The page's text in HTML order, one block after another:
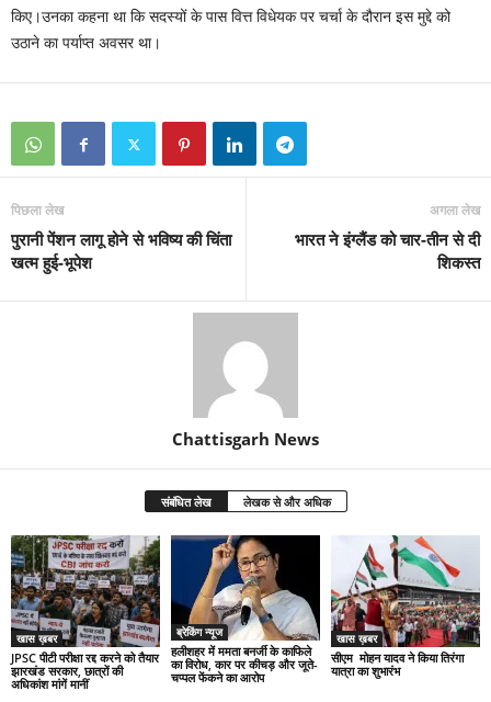
किए।उनका कहना था कि सदस्यों के पास वित्त विधेयक पर चर्चा के दौरान इस मुद्दे को
उठाने का पर्याप्त अवसर था।
पिछला लेख
पुरानी पेंशन लागू होने से भविष्य की चिंता
खत्म हुई-भूपेश
अगला लेख
भारत ने इंग्लैंड को चार-तीन से दी
शिकस्त
Chattisgarh News
संबंधित लेख लेखक से और अधिक
खास ख़बर
JPSC पीटी परीक्षा रद्द करने को तैयार
झारखंड सरकार, छात्रों की
अधिकांश मांगें मानीं
ब्रेकिंग न्यूज
हलीशहर में ममता बनर्जी के काफिले
का विरोध, कार पर कीचड़ और जूते-
चप्पल फेंकने का आरोप
खास ख़बर
सीएम मोहन यादव ने किया तिरंगा
यात्रा का शुभारंभ